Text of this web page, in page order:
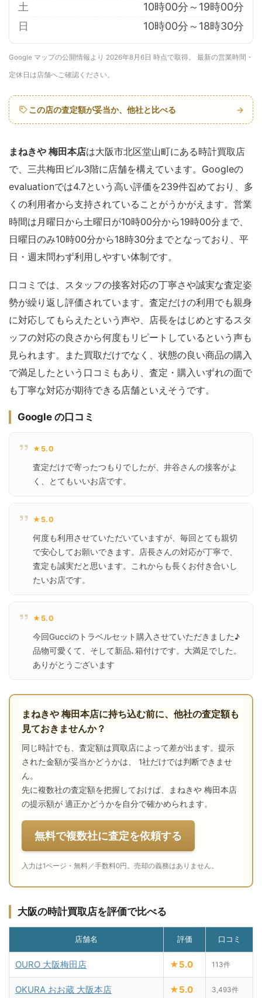
土
10時00分～19時00分
日
10時00分～18時30分
Google マップの公開情報より 2026年8月6日 時点で取得。 最新の営業時間・
定休日は店舗へご確認ください。
この店の査定額が妥当か、他社と比べる →
まねきや 梅田本店は大阪市北区堂山町にある時計買取店
で、三共梅田ビル3階に店舗を構えています。Googleの
evaluationでは4.7という高い評価を239件집めており、多
くの利用者から支持されていることがうかがえます。営業
時間は月曜日から土曜日が10時00分から19時00分まで、
日曜日のみ10時00分から18時30分までとなっており、平
日・週末問わず利用しやすい体制です。
口コミでは、スタッフの接客対応の丁寧さや誠実な査定姿
勢が繰り返し評価されています。査定だけの利用でも親身
に対応してもらえたという声や、店長をはじめとするスタ
ッフの対応の良さから何度もリピートしているという声も
見られます。また買取だけでなく、状態の良い商品の購入
で満足したという口コミもあり、査定・購入いずれの面で
も丁寧な対応が期待できる店舗といえそうです。
Google の口コミ
★5.0
査定だけで寄ったつもりでしたが、井谷さんの接客がよ
く、とてもいいお店です。
★5.0
何度も利用させていただいていますが、毎回とても親切
で安心してお願いできます。店長さんの対応が丁寧で、
査定も誠実だと思います。これからも長くお付き合いし
たいお店です。
★5.0
今回Gucciのトラベルセット購入させていただきました♪
品物可愛くて、そして新品､箱付けです。大満足でした。
ありがとうございます
まねきや 梅田本店に持ち込む前に、他社の査定額も
見ておきませんか？
同じ時計でも、査定額は買取店によって差が出ます。提示
された金額が妥当かどうかは、 1社だけでは判断できませ
ん。
先に複数社の査定額を把握しておけば、まねきや 梅田本店
の提示額が 適正かどうかを自分で確かめられます。
無料で複数社に査定を依頼する
入力は1ページ・無料／手数料0円。売却の義務はありません。
大阪の時計買取店を評価で比べる
店舗名 評価 口コミ
OURO 大阪梅田店 ★5.0 113件
OKURA おお蔵 大阪本店 ★5.0 3,493件